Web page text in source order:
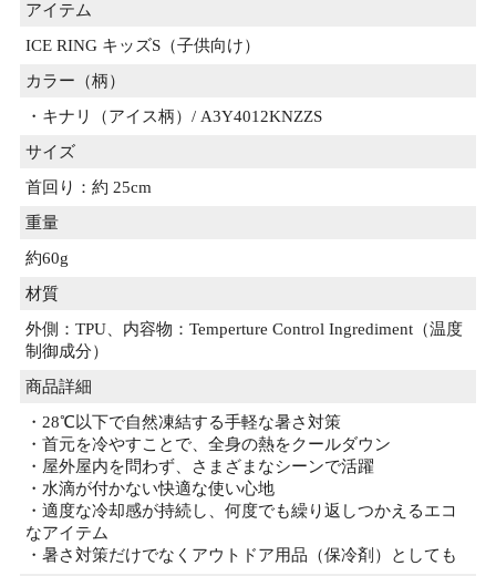
アイテム
ICE RING キッズS（子供向け）
カラー（柄）
・キナリ（アイス柄）/ A3Y4012KNZZS
サイズ
首回り：約 25cm
重量
約60g
材質
外側：TPU、内容物：Temperture Control Ingrediment（温度
制御成分）
商品詳細
・28℃以下で自然凍結する手軽な暑さ対策
・首元を冷やすことで、全身の熱をクールダウン
・屋外屋内を問わず、さまざまなシーンで活躍
・水滴が付かない快適な使い心地
・適度な冷却感が持続し、何度でも繰り返しつかえるエコ
なアイテム
・暑さ対策だけでなくアウトドア用品（保冷剤）としても